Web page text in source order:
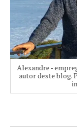
Alexandre -
autor deste blog.